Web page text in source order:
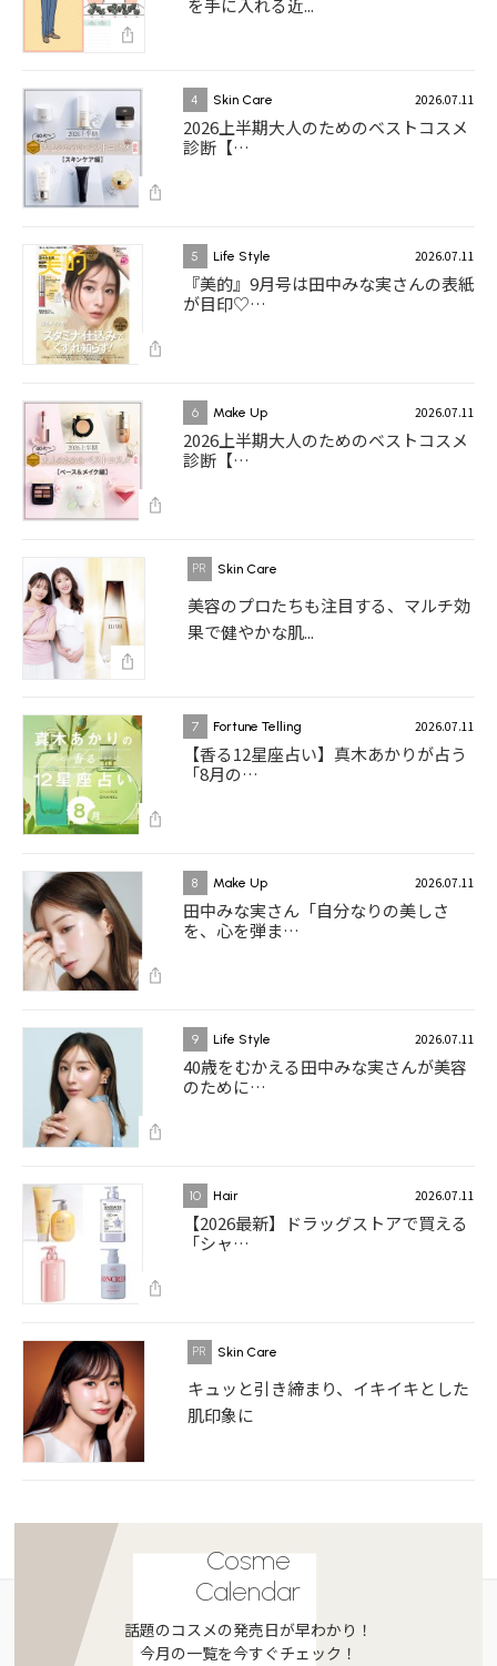
を手に入れる近...
4 Skin Care 2026.07.11
2026上半期大人のためのベストコスメ
診断【…
5 Life Style 2026.07.11
『美的』9月号は田中みな実さんの表紙
が目印♡…
6 Make Up 2026.07.11
2026上半期大人のためのベストコスメ
診断【…
Skin Care
美容のプロたちも注目する、マルチ効
果で健やかな肌...
7 Fortune Telling 2026.07.11
【香る12星座占い】真木あかりが占う
「8月の…
8 Make Up 2026.07.11
田中みな実さん「自分なりの美しさ
を、心を弾ま…
9 Life Style 2026.07.11
40歳をむかえる田中みな実さんが美容
のために…
10 Hair 2026.07.11
【2026最新】ドラッグストアで買える
「シャ…
Skin Care
キュッと引き締まり、イキイキとした
肌印象に
Cosme
Calendar
話題のコスメの発売日が早わかり！
今月の一覧を今すぐチェック！